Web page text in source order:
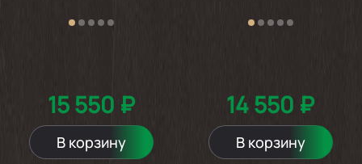
15 550 ₽
В корзину
14 550 ₽
В корзину